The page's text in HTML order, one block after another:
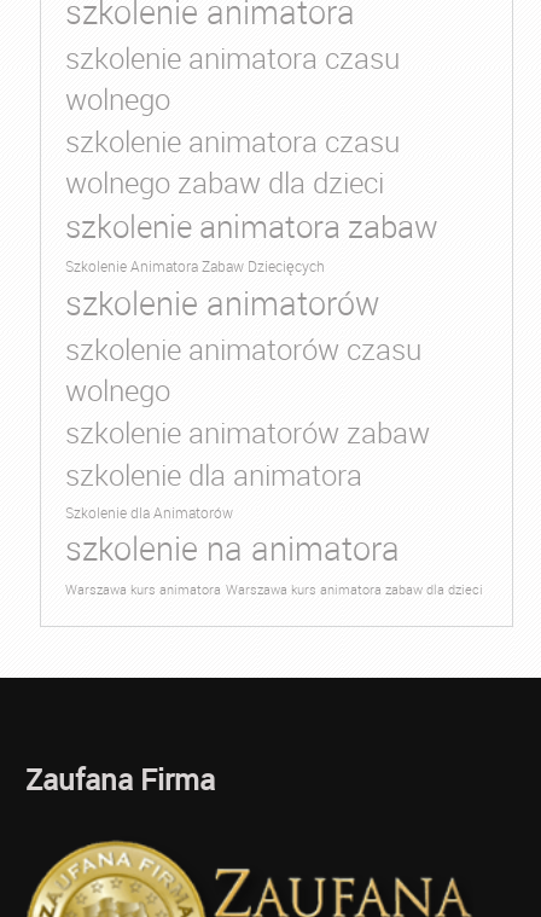
szkolenie animatora
szkolenie animatora czasu
wolnego
szkolenie animatora czasu
wolnego zabaw dla dzieci
szkolenie animatora zabaw
Szkolenie Animatora Zabaw Dziecięcych
szkolenie animatorów
szkolenie animatorów czasu
wolnego
szkolenie animatorów zabaw
szkolenie dla animatora
Szkolenie dla Animatorów
szkolenie na animatora
Warszawa kurs animatora Warszawa kurs animatora zabaw dla dzieci
Zaufana Firma